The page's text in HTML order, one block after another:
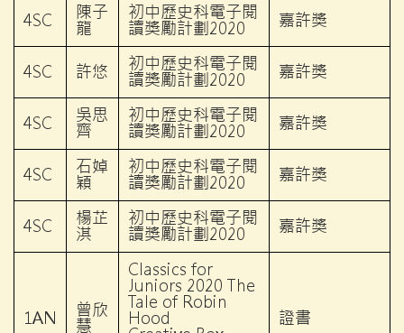
4SC 陳子
龍
初中歷史科電子閱
讀獎勵計劃2020 嘉許獎
4SC 許悠 初中歷史科電子閱
讀獎勵計劃2020 嘉許獎
4SC 吳思
齊
初中歷史科電子閱
讀獎勵計劃2020 嘉許獎
4SC 石婥
穎
初中歷史科電子閱
讀獎勵計劃2020 嘉許獎
4SC 楊芷
淇
初中歷史科電子閱
讀獎勵計劃2020 嘉許獎
1AN 曾欣
慧
Classics for
Juniors 2020 The
Tale of Robin
Hood 證書